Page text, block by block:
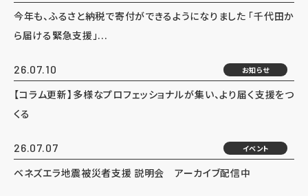
今年も、ふるさと納税で寄付ができるようになりました 「千代田か
ら届ける緊急支援」...
26.07.10 お知らせ
【コラム更新】多様なプロフェッショナルが集い、より届く支援をつ
くる
26.07.07 イベント
ベネズエラ地震被災者支援 説明会 アーカイブ配信中